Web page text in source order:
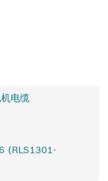
电缆
(RLS1301-